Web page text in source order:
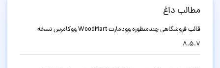
مطالب داغ
قالب فروشگاهی چندمنظوره وودمارت WoodMart ووکامرس نسخه
8.5.7